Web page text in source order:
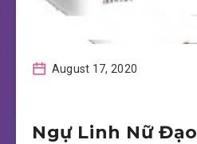
August 17, 2020
Ngự Linh Nữ Đạo